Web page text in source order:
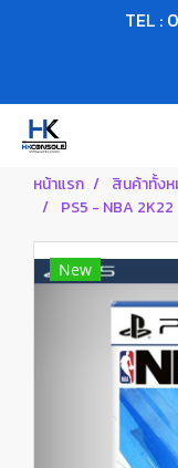
TEL :
หน้าแรก สินค้าทั้ง
PS5 - NBA 2K22
New